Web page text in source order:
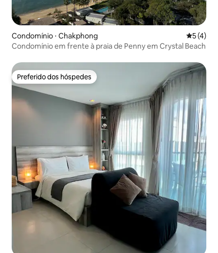
Condomínio ⋅ Chakphong 5 de
5 (4)
Condomínio em frente à praia de Penny em Crystal Beach
Preferido dos hóspedes
Preferido dos hóspedes